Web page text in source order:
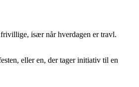
især når hverdagen er travl.
eller en, der tager initiativ til en